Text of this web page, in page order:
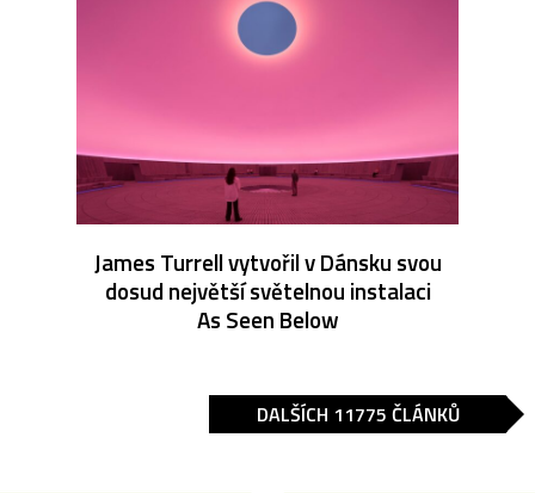
James Turrell vytvořil v Dánsku svou
dosud největší světelnou instalaci
As Seen Below
DALŠÍCH 11775 ČLÁNKŮ